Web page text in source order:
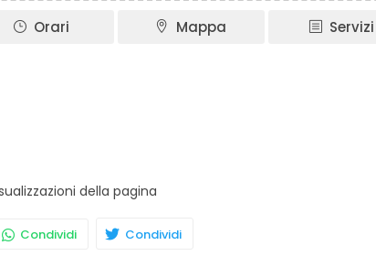
Orari Mappa Servizi
della pagina
Condividi Condividi